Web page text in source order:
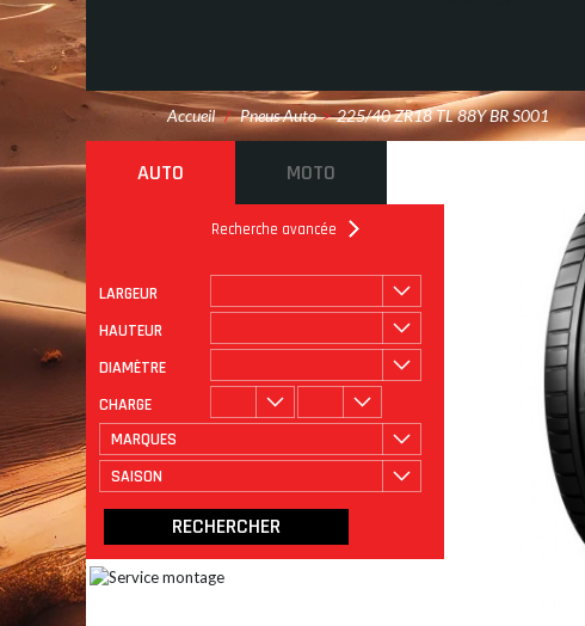
Accueil / Pneus Auto > 225/40 ZR18 TL 88Y BR S001
AUTO MOTO
Recherche avancée
LARGEUR
HAUTEUR
DIAMÈTRE
CHARGE
MARQUES
SAISON
ROULAGE À PLAT